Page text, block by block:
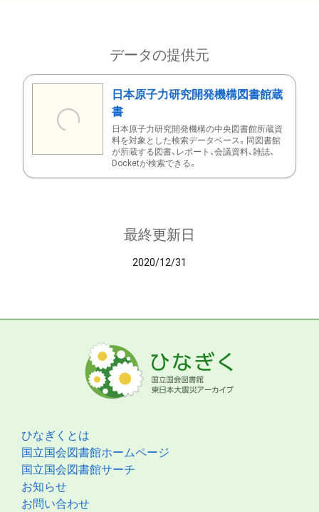
データの提供元
日本原子力研究開発機構図書館蔵
書
日本原子力研究開発機構の中央図書館所蔵資
料を対象とした検索データベース。同図書館
が所蔵する図書、レポート、会議資料、雑誌、
Docketが検索できる。
最終更新日
2020/12/31
ひなぎくとは
国立国会図書館ホームページ
国立国会図書館サーチ
お知らせ
お問い合わせ